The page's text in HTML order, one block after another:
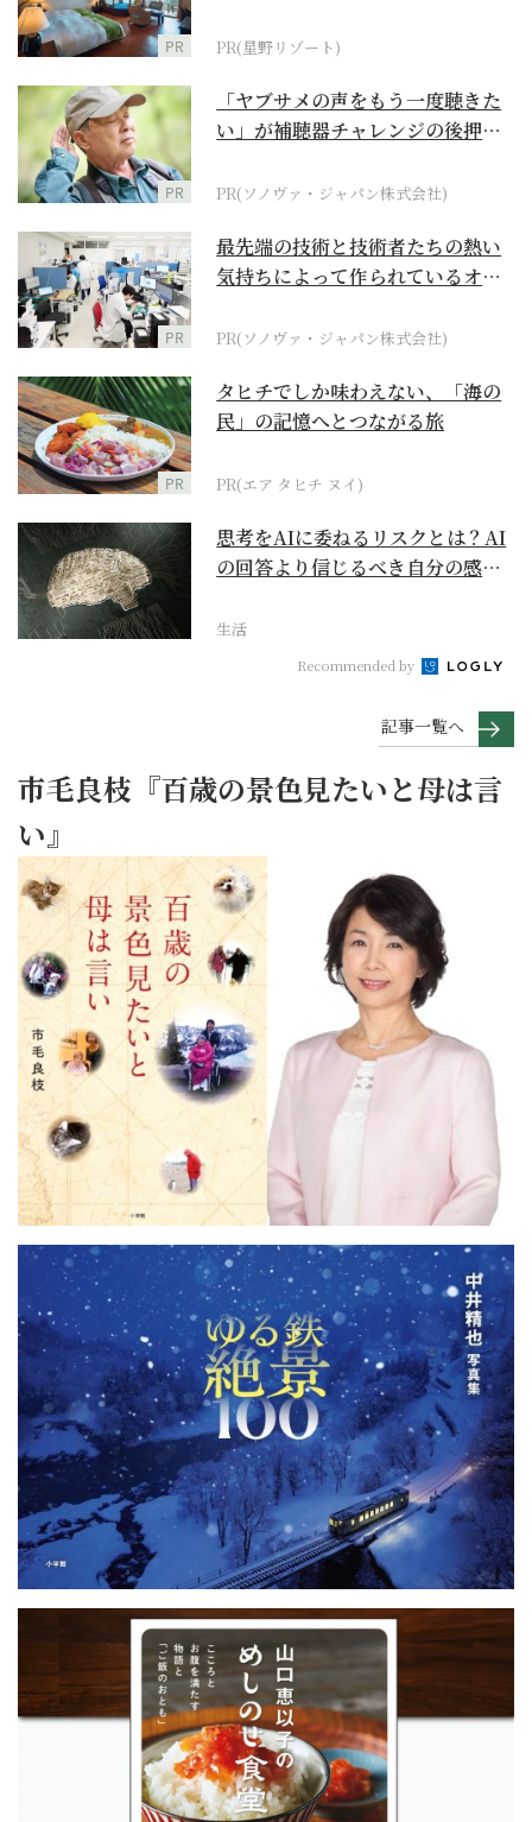
PR PR(星野リゾート)
PR
「ヤブサメの声をもう一度聴きた
い」が補聴器チャレンジの後押し
PR(ソノヴァ・ジャパン株式会社)
PR
最先端の技術と技術者たちの熱い
気持ちによって作られているオー
PR(ソノヴァ・ジャパン株式会社)
PR
タヒチでしか味わえない、「海の
民」の記憶へとつながる旅
PR(エア タヒチ ヌイ)
思考をAIに委ねるリスクとは？AI
の回答より信じるべき自分の感覚
生活
Recommended by
記事一覧へ
市毛良枝『百歳の景色見たいと母は言
い』